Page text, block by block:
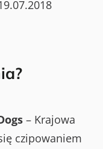
– Krajowa
czipowaniem